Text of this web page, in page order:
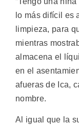
lo más difícil es
limpieza, para
mientras
almacena el
en el
afueras de Ica,
nombre.
Al igual que la